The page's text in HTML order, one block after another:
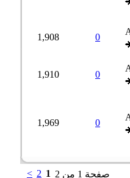
1,908
1,910
1,969
صفحة 1 من 2 >